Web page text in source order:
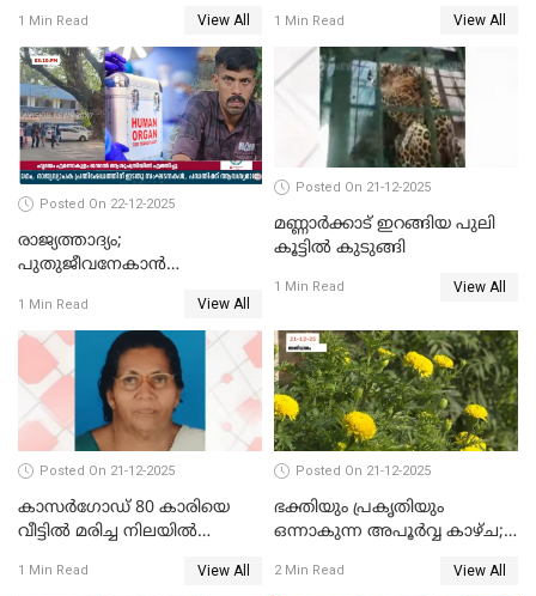
ദാരുണാന്ത്യം; ജീപ്സി
ഓടിച്ചയാൾ അറസ്റ്റിൽ.
1 Min Read View All 1 Min Read View All
Posted On 22-12-2025
രാജ്യത്താദ്യം;
പുതുജീവനേകാൻ
എറണാകുളം സർക്കാർ
ജനറൽ
ആശുപത്രിയിലെത്തിച്ചു
1 Min Read View All
Posted On 21-12-2025
മണ്ണാർക്കാട് ഇറങ്ങിയ പുലി
കൂട്ടിൽ കുടുങ്ങി
1 Min Read View All
Posted On 21-12-2025
കാസർഗോഡ് 80 കാരിയെ
വീട്ടിൽ മരിച്ച നിലയിൽ
1 Min Read View All
Posted On 21-12-2025
ഭക്തിയും പ്രകൃതിയും
ഒന്നാകുന്ന അപൂര്‍വ്വ കാഴ്ച;
കാഴ്ചാനുഭവമൊരുക്കി
2 Min Read View All